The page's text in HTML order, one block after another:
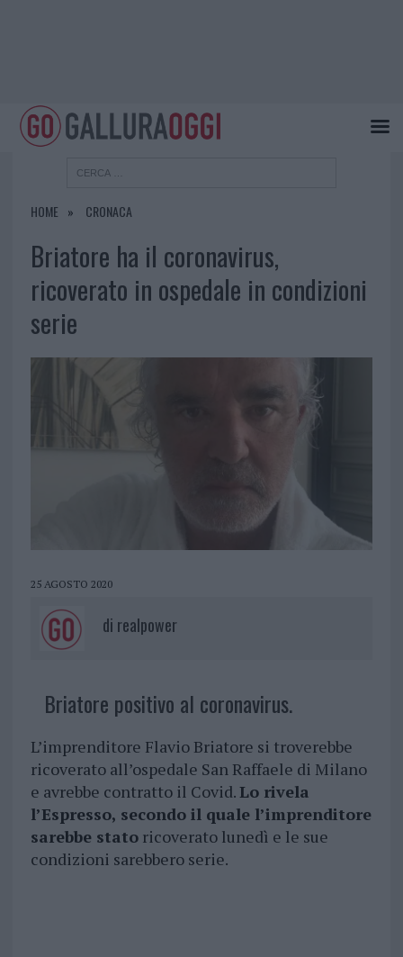
HOME CRONACA
Briatore ha il coronavirus,
ricoverato in ospedale in condizioni
serie
25 AGOSTO 2020
di realpower
Briatore positivo al coronavirus.
L’imprenditore Flavio Briatore si troverebbe
ricoverato all’ospedale San Raffaele di Milano
e avrebbe contratto il Covid.Lo rivela
l’Espresso, secondo il quale l’imprenditore
sarebbe statoricoverato lunedì e le sue
condizioni sarebbero serie.